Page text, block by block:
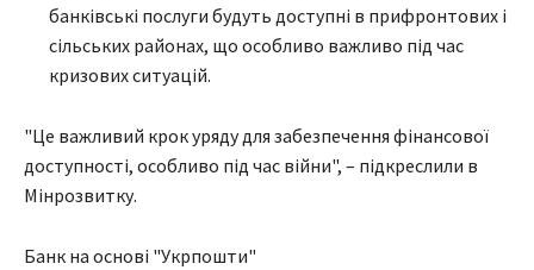
банківські послуги будуть доступні в прифронтових і
сільських районах, що особливо важливо під час
кризових ситуацій.
"Це важливий крок уряду для забезпечення фінансової
доступності, особливо під час війни", – підкреслили в
Мінрозвитку.
Банк на основі "Укрпошти"